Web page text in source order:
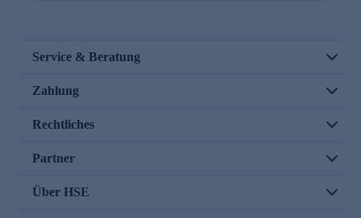
Service & Beratung
Zahlung
Rechtliches
Partner
Über HSE